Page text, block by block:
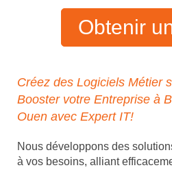
Obtenir
Créez des Logiciels Métier
Booster votre Entreprise à
Ouen avec Expert IT!
Nous développons des
à vos besoins, alliant